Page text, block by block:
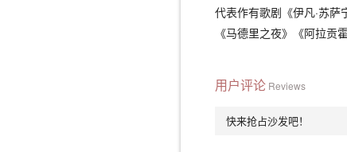
代表作有歌剧《伊凡·苏萨
《马德里之夜》《阿拉贡
用户评论 Reviews
快来抢占沙发吧！